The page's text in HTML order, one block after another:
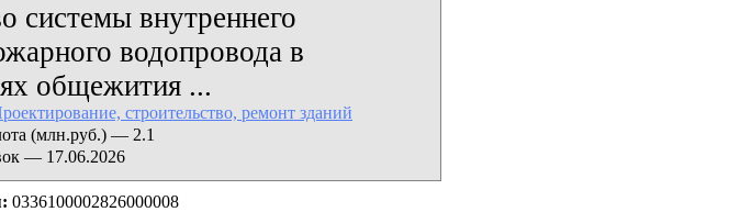
системы внутреннего
водопровода в
общежития ...
строительство, ремонт зданий
(млн.руб.) — 2.1
— 17.06.2026
0336100002826000008